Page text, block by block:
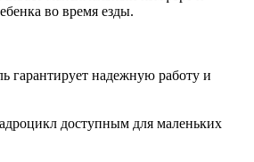
во время езды.
гарантирует надежную работу и
доступным для маленьких